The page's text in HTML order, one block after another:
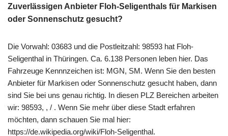
Zuverlässigen Anbieter Floh-Seligenthals für Markisen
oder Sonnenschutz gesucht?
Die Vorwahl: 03683 und die Postleitzahl: 98593 hat Floh-
Seligenthal in Thüringen. Ca. 6.138 Personen leben hier. Das
Fahrzeuge Kennnzeichen ist: MGN, SM. Wenn Sie den besten
Anbieter für Markisen oder Sonnenschutz gesucht haben, dann
sind Sie bei uns genau richtig. In diesen PLZ Bereichen arbeiten
wir: 98593, , / . Wenn Sie mehr über diese Stadt erfahren
möchten, dann schauen Sie mal hier:
https://de.wikipedia.org/wiki/Floh-Seligenthal.